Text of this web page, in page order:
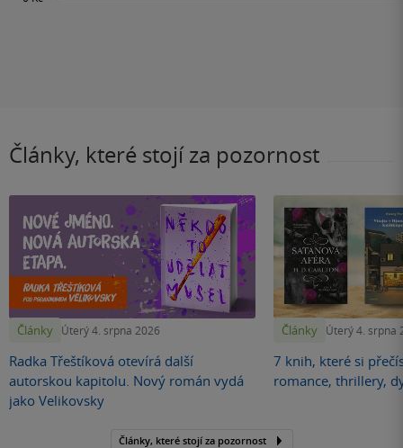
Články, které stojí za pozornost
Články Úterý 4. srpna 2026
Radka Třeštíková otevírá další
autorskou kapitolu. Nový román vydá
jako Velikovsky
Články Úterý 4. srpna
7 knih, které si
romance, thrillery,
Články, které stojí za pozornost